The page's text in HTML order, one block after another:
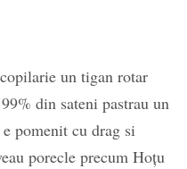
un tigan rotar
din sateni pastrau un
pomenit cu drag si
porecle precum Hoţu